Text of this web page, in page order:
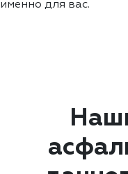
именно для вас.